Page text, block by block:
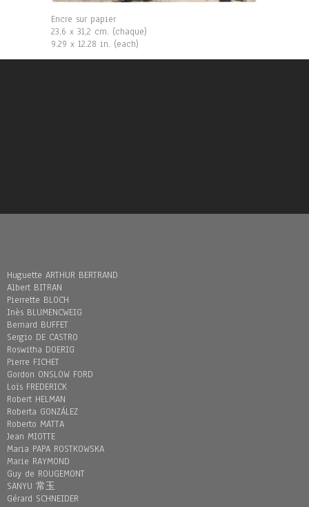
Encre sur papier
23,6 x 31,2 cm. (chaque)
9.29 x 12.28 in. (each)
Huguette ARTHUR BERTRAND
Albert BITRAN
Pierrette BLOCH
Inès BLUMENCWEIG
Bernard BUFFET
Sergio DE CASTRO
Roswitha DOERIG
Pierre FICHET
Gordon ONSLOW FORD
Loïs FREDERICK
Robert HELMAN
Roberta GONZÁLEZ
Roberto MATTA
Jean MIOTTE
Maria PAPA ROSTKOWSKA
Marie RAYMOND
Guy de ROUGEMONT
SANYU 常玉
Gérard SCHNEIDER